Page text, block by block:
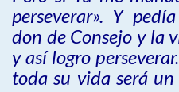
perseverar». Y
don de Consejo y la
y así logro
toda su vida será